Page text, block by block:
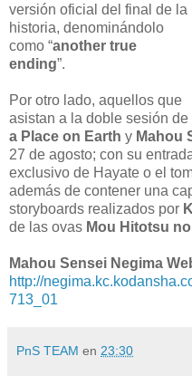
versión oficial del final de la
historia, denominándolo
como “another true
ending”.
Por otro lado, aquellos que
asistan a la doble sesión de
a Place on Earth y Mahou
27 de agosto; con su
exclusivo de Hayate o el
además de contener una
storyboards realizados por
de las ovas Mou Hitotsu
Mahou Sensei Negima
http://
713_01
PnS TEAM en 23:30